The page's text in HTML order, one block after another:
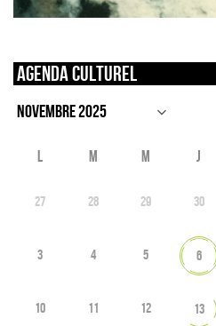
Agenda culturel
L M M J
27 28 29 30
3 4 5 6
10 11 12 13